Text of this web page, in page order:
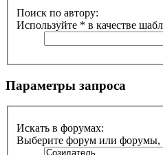
Поиск по автору:
Используйте * в качестве
Параметры запроса
Искать в форумах:
Выберите форум или форумы,